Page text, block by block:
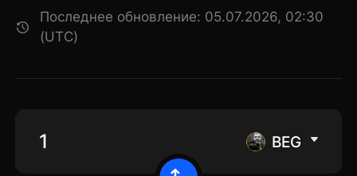
Последнее обновление: 05.07.2026, 02:30
(UTC)
BEG